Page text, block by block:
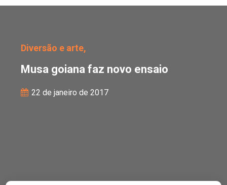
Diversão e arte,
Musa goiana faz novo ensaio
22 de janeiro de 2017